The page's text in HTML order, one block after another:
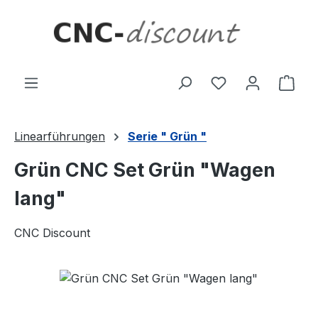
Linearführungen Serie " Grün "
Grün CNC Set Grün "Wagen
lang"
CNC Discount
Bildergalerie überspringen